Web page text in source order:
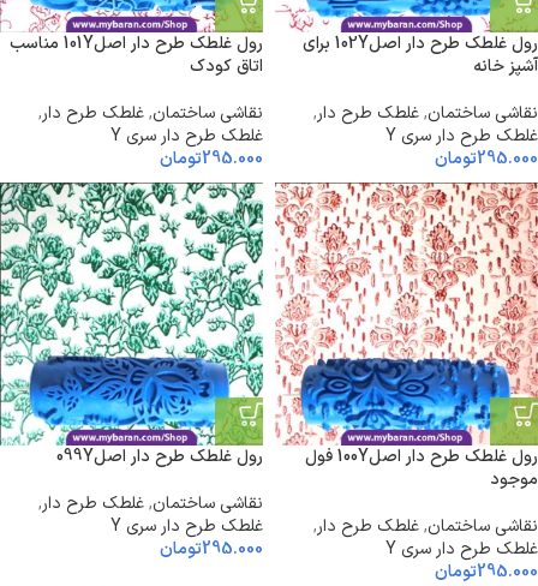
رول غلطک طرح دار اصل102Y برای
آشپز خانه
نقاشی ساختمان,غلطک طرح دار,
غلطک طرح دار سری Y
295.000تومان
رول غلطک طرح دار اصل101Y مناسب
اتاق کودک
نقاشی ساختمان,غلطک طرح دار,
غلطک طرح دار سری Y
295.000تومان
رول غلطک طرح دار اصل100Y فول
موجود
نقاشی ساختمان,غلطک طرح دار,
غلطک طرح دار سری Y
295.000تومان
رول غلطک طرح دار اصل099Y
نقاشی ساختمان,غلطک طرح دار,
غلطک طرح دار سری Y
295.000تومان